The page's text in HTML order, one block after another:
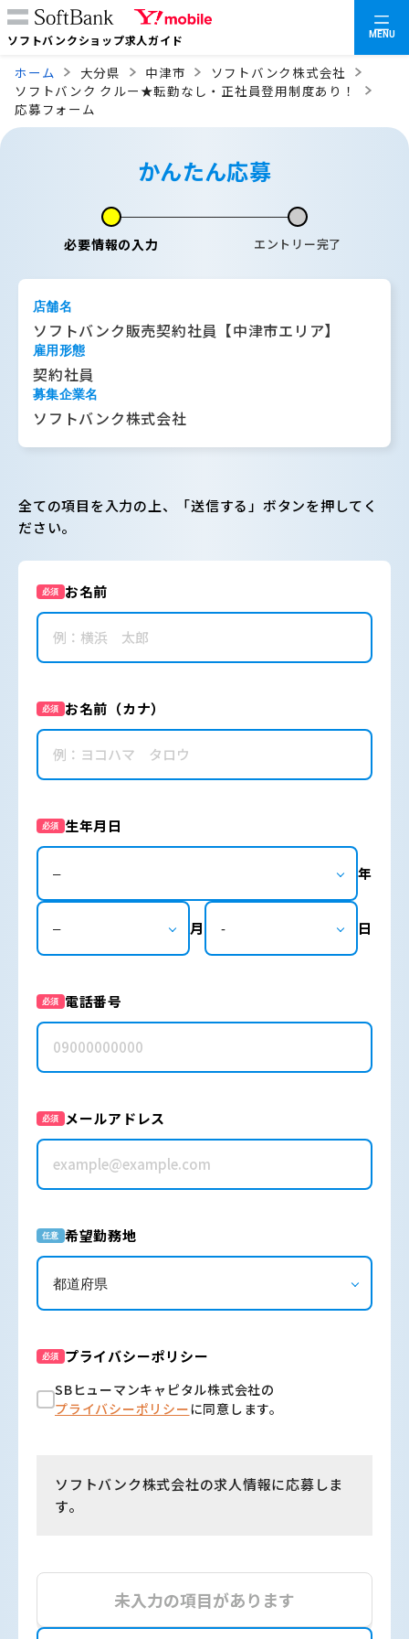
ソフトバンクショップ求人ガイド MENU
ホーム 大分県 中津市
ソフトバンク株式会社
ソフトバンク クルー★転勤なし・正社員登用制度あり！
応募フォーム
かんたん応募
必要情報の入力 エントリー完了
店舗名
ソフトバンク販売契約社員【中津市エリア】
雇用形態
契約社員
募集企業名
ソフトバンク株式会社
全ての項目を入力の上、「送信する」ボタンを押してく
ださい。
必須 お名前
必須 お名前（カナ）
必須 生年月日
年
月 日
必須 電話番号
必須 メールアドレス
任意 希望勤務地
必須 プライバシーポリシー
SBヒューマンキャピタル株式会社の
プライバシーポリシーに同意します。
ソフトバンク株式会社の求人情報に応募しま
す。
未入力の項目があります